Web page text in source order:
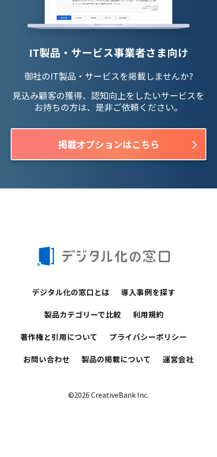
IT製品・サービス事業者さま向け
御社のIT製品・サービスを掲載しませんか?
見込み顧客の獲得、認知向上をしたいサービスを
お持ちの方は、是非ご依頼ください。
掲載オプションはこちら
デジタル化の窓口とは 導入事例を探す
製品カテゴリーで比較 利用規約
著作権と引用について プライバシーポリシー
お問い合わせ 製品の掲載について 運営会社
©2026 CreativeBank Inc.